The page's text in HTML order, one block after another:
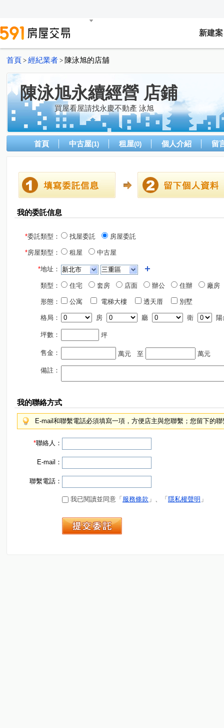
新建案
首頁 > 經紀業者 > 陳泳旭的店舖
陳泳旭永續經營 店鋪
買屋看屋請找永慶不動產 泳旭
首頁 中古屋(1) 租屋(0) 個人介紹 留
我的委託信息
*委託類型： 找屋委託 房屋委託
*房屋類型： 租屋 中古屋
*地址：
類型： 住宅 套房 店面 辦公 住辦 廠房
形態： 公寓 電梯大樓 透天厝 別墅
格局： 房 廳 衛 陽
坪數： 坪
售金： 萬元 至 萬元
備註：
我的聯絡方式
E-mail和聯繫電話必須填寫一項，方便店主與您聯繫；您留下的
*聯絡人：
E-mail：
聯繫電話：
我已閱讀並同意「 服務條款 」、「 隱私權聲明 」